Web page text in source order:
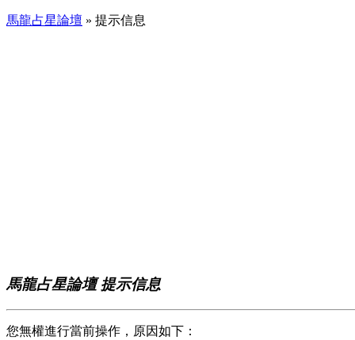
馬龍占星論壇 » 提示信息
馬龍占星論壇 提示信息
您無權進行當前操作，原因如下：